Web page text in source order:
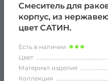
Смеситель для
корпус, из
цвет САТИН.
Есть в наличии
Цвет
Материал изделия
Коллекция